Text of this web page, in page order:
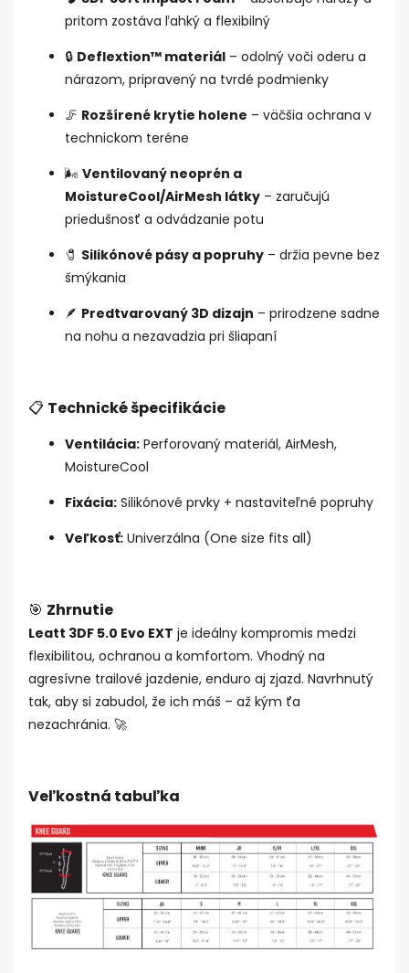
pritom zostáva ľahký a flexibilný
🔒 Deflextion™ materiál – odolný voči oderu a
nárazom, pripravený na tvrdé podmienky
🦵 Rozšírené krytie holene – väčšia ochrana v
technickom teréne
🌬️ Ventilovaný neoprén a
MoistureCool/AirMesh látky – zaručujú
priedušnosť a odvádzanie potu
🧷 Silikónové pásy a popruhy – držia pevne bez
šmýkania
🪶 Predtvarovaný 3D dizajn – prirodzene sadne
na nohu a nezavadzia pri šliapaní
📋 Technické špecifikácie
Ventilácia: Perforovaný materiál, AirMesh,
MoistureCool
Fixácia: Silikónové prvky + nastaviteľné popruhy
Veľkosť: Univerzálna (One size fits all)
🎯 Zhrnutie
Leatt 3DF 5.0 Evo EXT je ideálny kompromis medzi
flexibilitou, ochranou a komfortom. Vhodný na
agresívne trailové jazdenie, enduro aj zjazd. Navrhnutý
tak, aby si zabudol, že ich máš – až kým ťa
nezachránia. 🚀
Veľkostná tabuľka